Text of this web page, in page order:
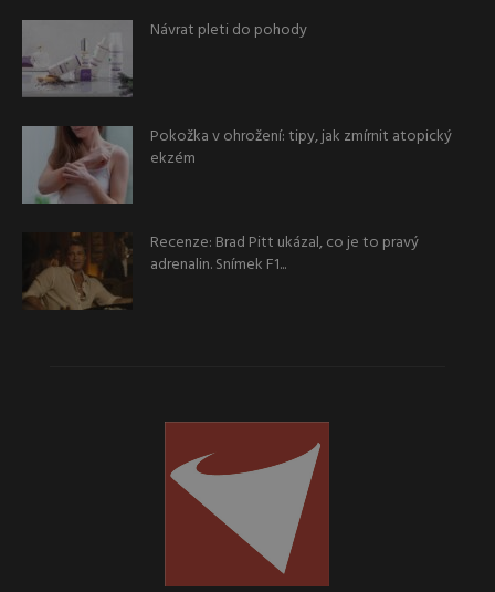
Návrat pleti do pohody
Pokožka v ohrožení: tipy, jak zmírnit atopický
ekzém
Recenze: Brad Pitt ukázal, co je to pravý
adrenalin. Snímek F1...